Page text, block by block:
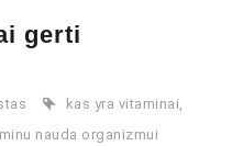
gerti
kas yra vitaminai,
nauda organizmui